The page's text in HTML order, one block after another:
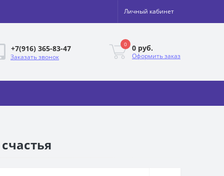
Личный кабинет
+7(916) 365-83-47
Заказать звонок
0 0 руб.
Оформить заказ